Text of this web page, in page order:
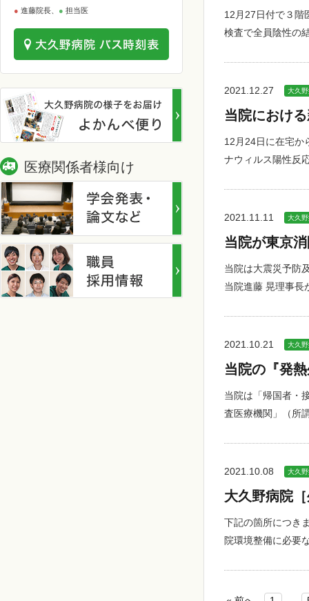
12月27日付で３階
検査で全員陰性の
2021.12.27 大久
当院におけ
12月24日に在宅か
ナウィルス陽性反
2021.11.11 大久
当院が東京
当院は大震災予防
当院進藤 晃理事
2021.10.21 大久
当院の『発
当院は「帰国者・
査医療機関」（所
2021.10.08 大久
大久野病院
下記の箇所につき
院環境整備に必要
● 進藤院長、 ● 担当医
医療関係者様向け